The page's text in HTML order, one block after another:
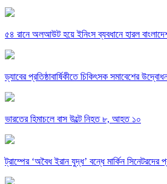
৫৪ রানে অলআউট হয়ে ইনিংস ব্যবধানে হারল
ড্যাবের প্রতিষ্ঠাবার্ষিকীতে চিকিৎসক সমাবেশের
ভারতের হিমাচলে বাস উল্টে নিহত ৮, আহত ১০
ট্রাম্পের ‘অবৈধ ইরান যুদ্ধ’ বন্ধে মার্কিন সিনেটরদের